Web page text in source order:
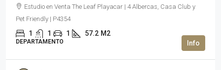
Estudio en Venta The Leaf Playacar | 4 Albercas, Casa Club y
Pet Friendly | P4354
1 1 1 57.2 M2
DEPARTAMENTO